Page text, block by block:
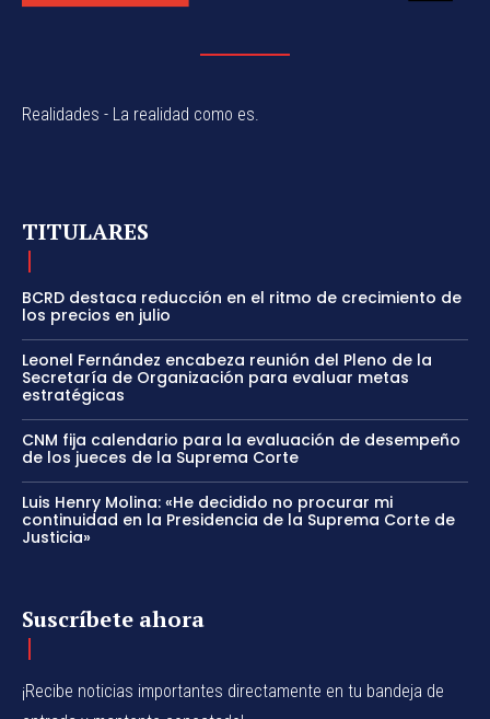
Realidades - La realidad como es.
TITULARES
BCRD destaca reducción en el ritmo de crecimiento de
los precios en julio
Leonel Fernández encabeza reunión del Pleno de la
Secretaría de Organización para evaluar metas
estratégicas
CNM fija calendario para la evaluación de desempeño
de los jueces de la Suprema Corte
Luis Henry Molina: «He decidido no procurar mi
continuidad en la Presidencia de la Suprema Corte de
Justicia»
Suscríbete ahora
¡Recibe noticias importantes directamente en tu bandeja de